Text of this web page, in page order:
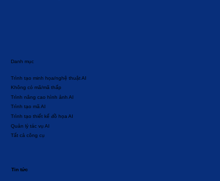
Danh mục
Tất cả công cụ
Quản lý tác vụ AI
Trình tạo thiết kế đồ họa AI
Không có mã/mã thấp
Trình tạo mã AI
Trình nâng cao hình ảnh AI
Trình tạo minh họa/nghệ thuật AI
Tin tức